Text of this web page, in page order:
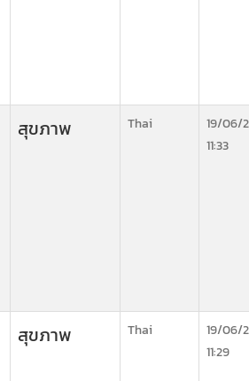
สุขภาพ Thai
19/06/
11:33
สุขภาพ Thai
19/06/
11:29